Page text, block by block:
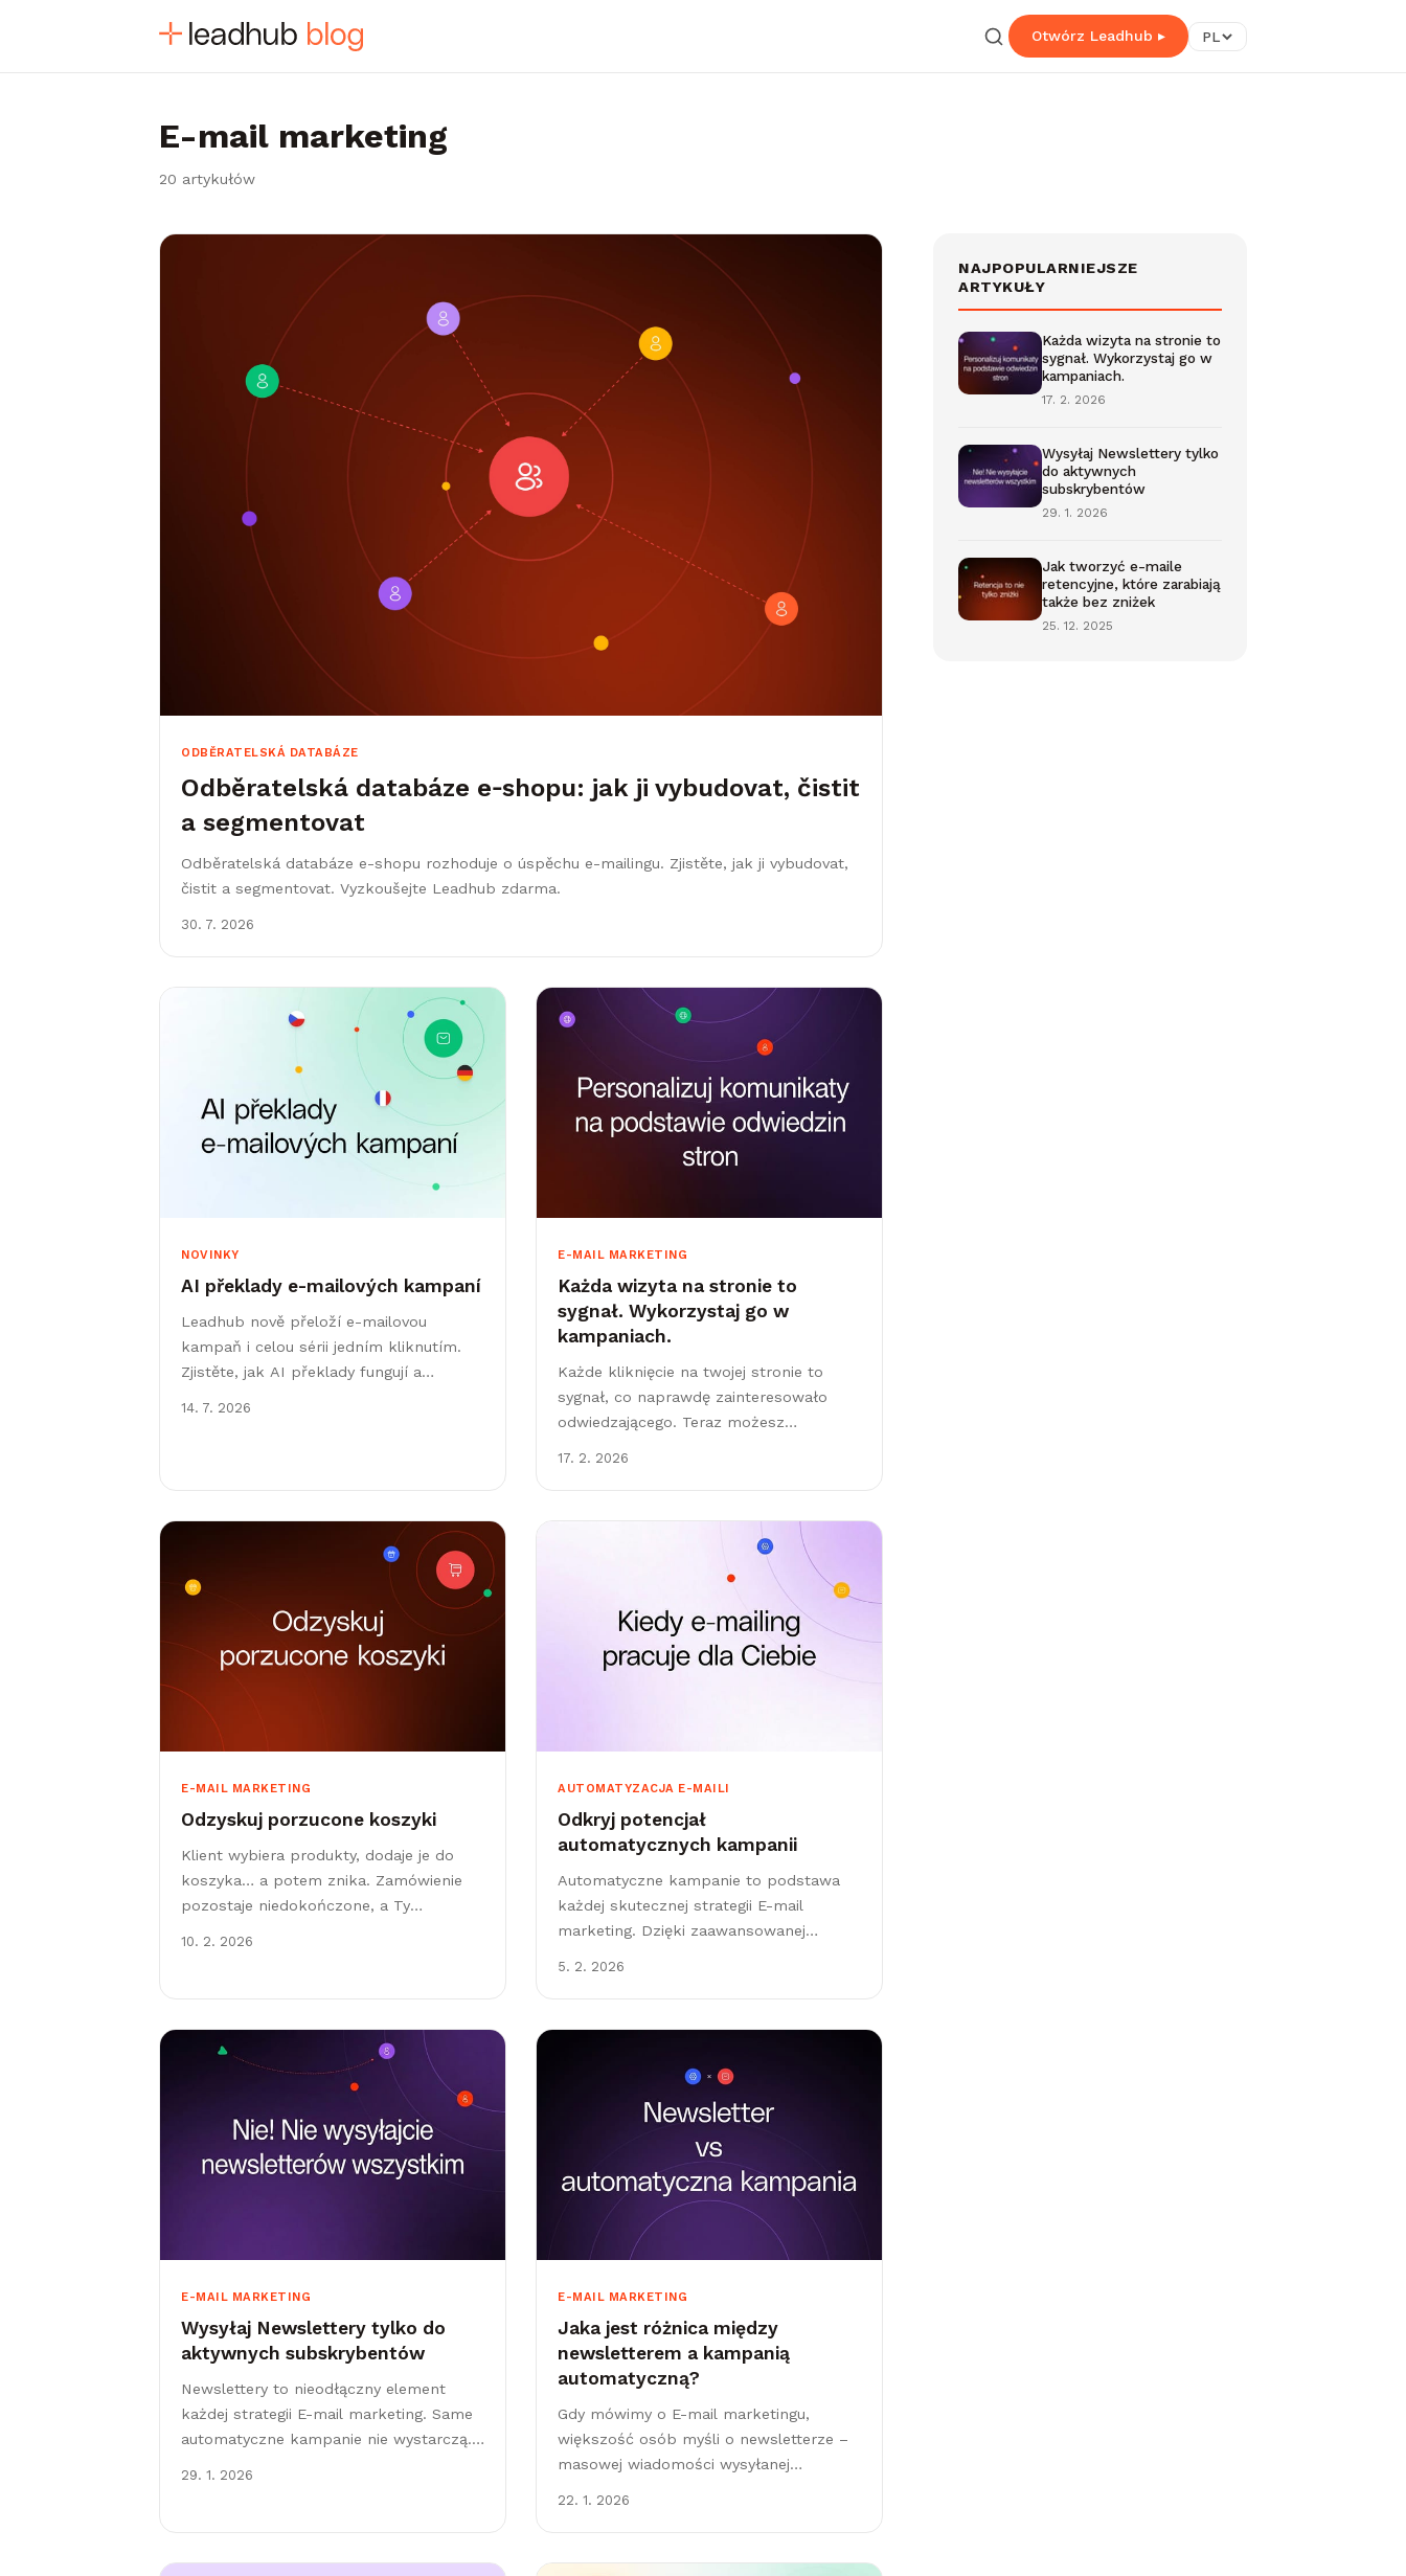
Otwórz Leadhub ▸ PL
E-mail marketing
20 artykułów
ODBĚRATELSKÁ DATABÁZE
Odběratelská databáze e‑shopu: jak ji vybudovat, čistit
a segmentovat
Odběratelská databáze e-shopu rozhoduje o úspěchu e-mailingu. Zjistěte, jak ji vybudovat,
čistit a segmentovat. Vyzkoušejte Leadhub zdarma.
30. 7. 2026
NOVINKY
AI překlady e-mailových kampaní
Leadhub nově přeloží e-mailovou
kampaň i celou sérii jedním kliknutím.
Zjistěte, jak AI překlady fungují a
14. 7. 2026
E-MAIL MARKETING
Każda wizyta na stronie to
sygnał. Wykorzystaj go w
kampaniach.
Każde kliknięcie na twojej stronie to
sygnał, co naprawdę zainteresowało
odwiedzającego. Teraz możesz
17. 2. 2026
E-MAIL MARKETING
Odzyskuj porzucone koszyki
Klient wybiera produkty, dodaje je do
koszyka… a potem znika. Zamówienie
pozostaje niedokończone, a Ty
10. 2. 2026
AUTOMATYZACJA E-MAILI
Odkryj potencjał
automatycznych kampanii
Automatyczne kampanie to podstawa
każdej skutecznej strategii E-mail
marketing. Dzięki zaawansowanej
ponadprzeciętne wyniki.
5. 2. 2026
E-MAIL MARKETING
Wysyłaj Newslettery tylko do
aktywnych subskrybentów
Newslettery to nieodłączny element
każdej strategii E-mail marketing. Same
automatyczne kampanie nie wystarczą.
newsletterów. Dlaczego nie możesz się
29. 1. 2026
E-MAIL MARKETING
Jaka jest różnica między
newsletterem a kampanią
automatyczną?
Gdy mówimy o E-mail marketingu,
większość osób myśli o newsletterze –
masowej wiadomości wysyłanej
mailingu potrafią znacznie więcej.
22. 1. 2026
NAJPOPULARNIEJSZE
ARTYKUŁY
Każda wizyta na stronie to
sygnał. Wykorzystaj go w
kampaniach.
17. 2. 2026
Wysyłaj Newslettery tylko
do aktywnych
subskrybentów
29. 1. 2026
Jak tworzyć e-maile
retencyjne, które zarabiają
także bez zniżek
25. 12. 2025